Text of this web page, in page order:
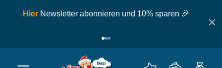
springen
Hier Newsletter abonnieren und 10% sparen 🎉